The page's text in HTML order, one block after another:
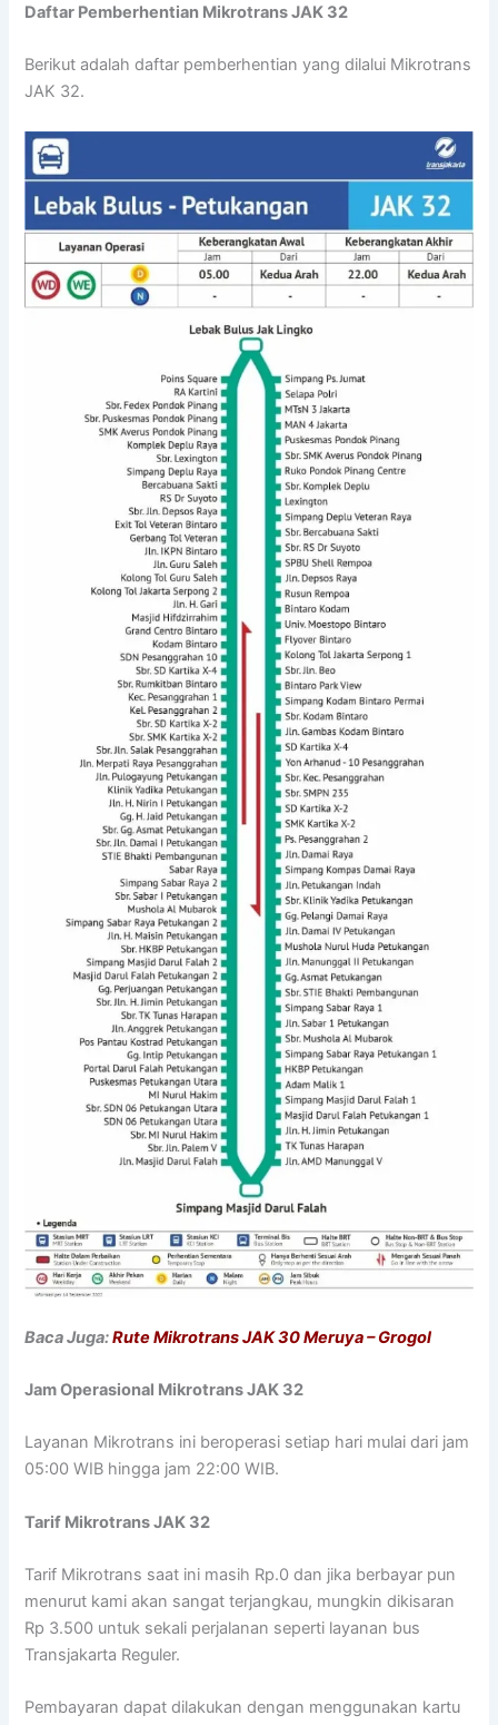
Daftar Pemberhentian Mikrotrans JAK 32
Berikut adalah daftar pemberhentian yang dilalui Mikrotrans
JAK 32.
Baca Juga:Rute Mikrotrans JAK 30 Meruya – Grogol
Jam Operasional Mikrotrans JAK 32
Layanan Mikrotrans ini beroperasi setiap hari mulai dari jam
05:00 WIB hingga jam 22:00 WIB.
Tarif Mikrotrans JAK 32
Tarif Mikrotrans saat ini masih Rp.0 dan jika berbayar pun
menurut kami akan sangat terjangkau, mungkin dikisaran
Rp 3.500 untuk sekali perjalanan seperti layanan bus
Transjakarta Reguler.
Pembayaran dapat dilakukan dengan menggunakan kartu